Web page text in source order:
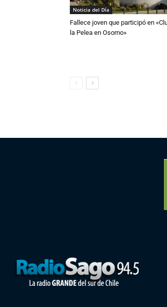
Noticia del Día
Fallece joven que participó en
la Pelea en Osorno»